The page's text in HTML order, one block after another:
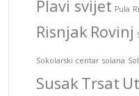
Plavi svijet Pula
Risnjak Rovinj
Sokolarski centar solana
SusakTrsat